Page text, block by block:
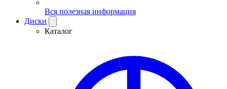
Вся полезная информация
Диски
Каталог